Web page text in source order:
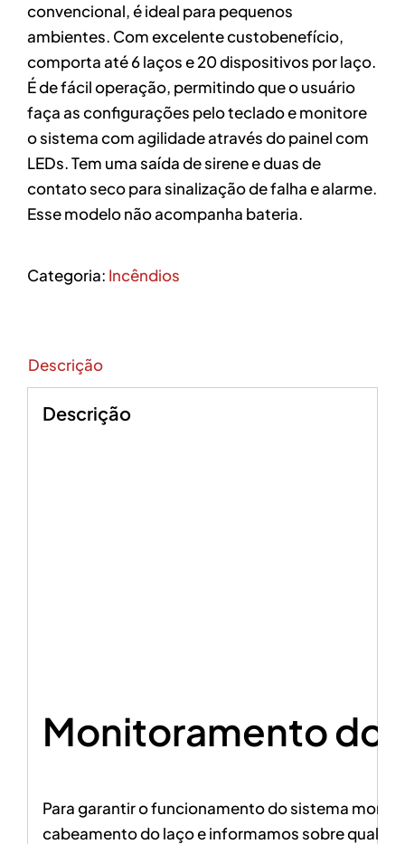
convencional, é ideal para pequenos
ambientes. Com excelente custobenefício,
comporta até 6 laços e 20 dispositivos por laço.
É de fácil operação, permitindo que o usuário
faça as configurações pelo teclado e monitore
o sistema com agilidade através do painel com
LEDs. Tem uma saída de sirene e duas de
contato seco para sinalização de falha e alarme.
Esse modelo não acompanha bateria.
Categoria: Incêndios
Descrição
Descrição
Monitoramento do
Para garantir o funcionamento do sistema
cabeamento do laço e informamos sobre